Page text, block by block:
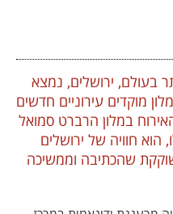
בעולם, ירושלים, נמצא
מוקדים עירוניים חדשים
במלון הרברט סמואל
חוויה של ירושלים
שהכתיבה וממשיכה